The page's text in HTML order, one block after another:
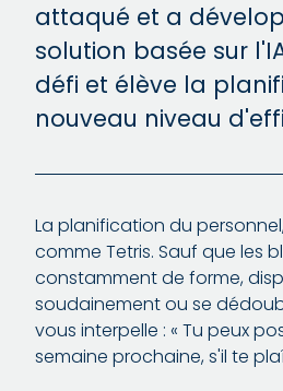
attaqué et a
solution basée sur
défi et élève la
nouveau niveau
La planification du
comme Tetris. Sauf que les
constamment de forme,
soudainement ou se
vous interpelle : « Tu peux
semaine prochaine, s'il te